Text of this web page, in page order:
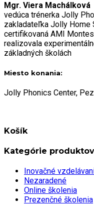
Mgr. Viera Machálková
vedúca trénerka Jolly
zakladateľka Jolly Home
certifikovaná AMI
realizovala
základných školách
Miesto konania:
Jolly Phonics Center,
Košík
Kategórie produktov
Inovačné
Nezaradené
Online školenia
Prezenčné školenia